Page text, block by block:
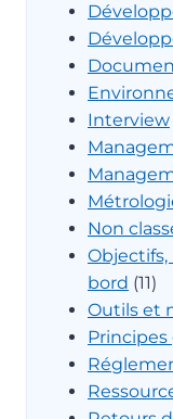
Interview
Non
bord (11)
Outils et